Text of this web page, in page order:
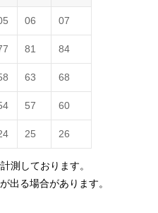
06 07
81 84
63 68
57 60
25 26
測しております。
出る場合があります。